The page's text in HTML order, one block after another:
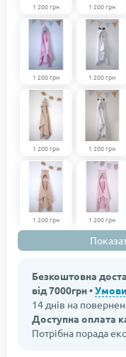
1 200 грн 1 200 грн
1 200 грн 1 200 грн
1 200 грн 1 200 грн
1 200 грн 1 200 грн
Безкоштовна
від 7000грн •Умови
14 днів на
Доступна оплата
Потрібна порада